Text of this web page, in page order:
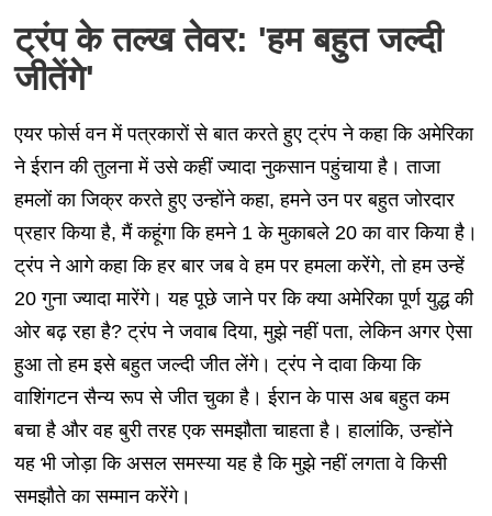
ट्रंप के तल्ख तेवर: 'हम बहुत जल्दी
जीतेंगे'
एयर फोर्स वन में पत्रकारों से बात करते हुए ट्रंप ने कहा कि अमेरिका
ने ईरान की तुलना में उसे कहीं ज्यादा नुकसान पहुंचाया है। ताजा
हमलों का जिक्र करते हुए उन्होंने कहा, हमने उन पर बहुत जोरदार
प्रहार किया है, मैं कहूंगा कि हमने 1 के मुकाबले 20 का वार किया है।
ट्रंप ने आगे कहा कि हर बार जब वे हम पर हमला करेंगे, तो हम उन्हें
20 गुना ज्यादा मारेंगे। यह पूछे जाने पर कि क्या अमेरिका पूर्ण युद्ध की
ओर बढ़ रहा है? ट्रंप ने जवाब दिया, मुझे नहीं पता, लेकिन अगर ऐसा
हुआ तो हम इसे बहुत जल्दी जीत लेंगे। ट्रंप ने दावा किया कि
वाशिंगटन सैन्य रूप से जीत चुका है। ईरान के पास अब बहुत कम
बचा है और वह बुरी तरह एक समझौता चाहता है। हालांकि, उन्होंने
यह भी जोड़ा कि असल समस्या यह है कि मुझे नहीं लगता वे किसी
समझौते का सम्मान करेंगे।